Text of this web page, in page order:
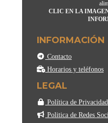
CLIC EN LA
INFORMACIÓN
Contacto
Horarios y teléfonos
LEGAL
Política de Privacidad
Politica de Redes